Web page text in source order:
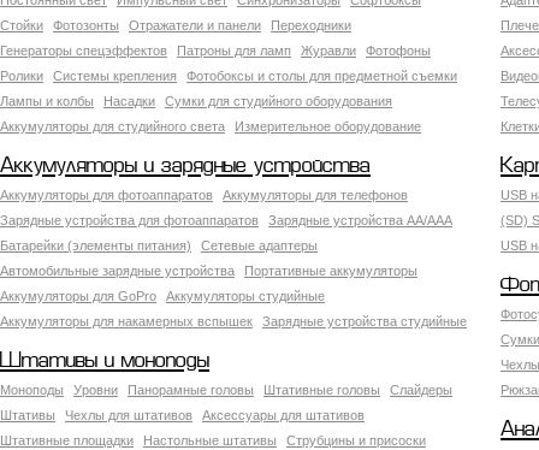
Стойки
Фотозонты Отражатели и панели
Переходники
Генераторы спецэффектов
Патроны для ламп Журавли
Фотофоны
Ролики
Системы крепления
Фотобоксы и столы для предметной съемки
Лампы и колбы
Насадки
Сумки для студийного оборудования
Аккумуляторы для студийного света
Измерительное оборудование
Аккумуляторы и зарядные устройства
Аккумуляторы для фотоаппаратов
Аккумуляторы для телефонов
Зарядные устройства для фотоаппаратов
Зарядные устройства AA/AAA
Батарейки (элементы питания)
Сетевые адаптеры
Автомобильные зарядные устройства
Портативные аккумуляторы
Аккумуляторы для GoPro
Аккумуляторы студийные
Аккумуляторы для накамерных вспышек
Зарядные устройства студийные
USB
(SD)
USB
Штативы и моноподы
Моноподы Уровни Панорамные головы Штативные головы
Слайдеры
Штативы
Чехлы для штативов
Аксессуары для штативов
Штативные площадки
Настольные штативы
Струбцины и присоски